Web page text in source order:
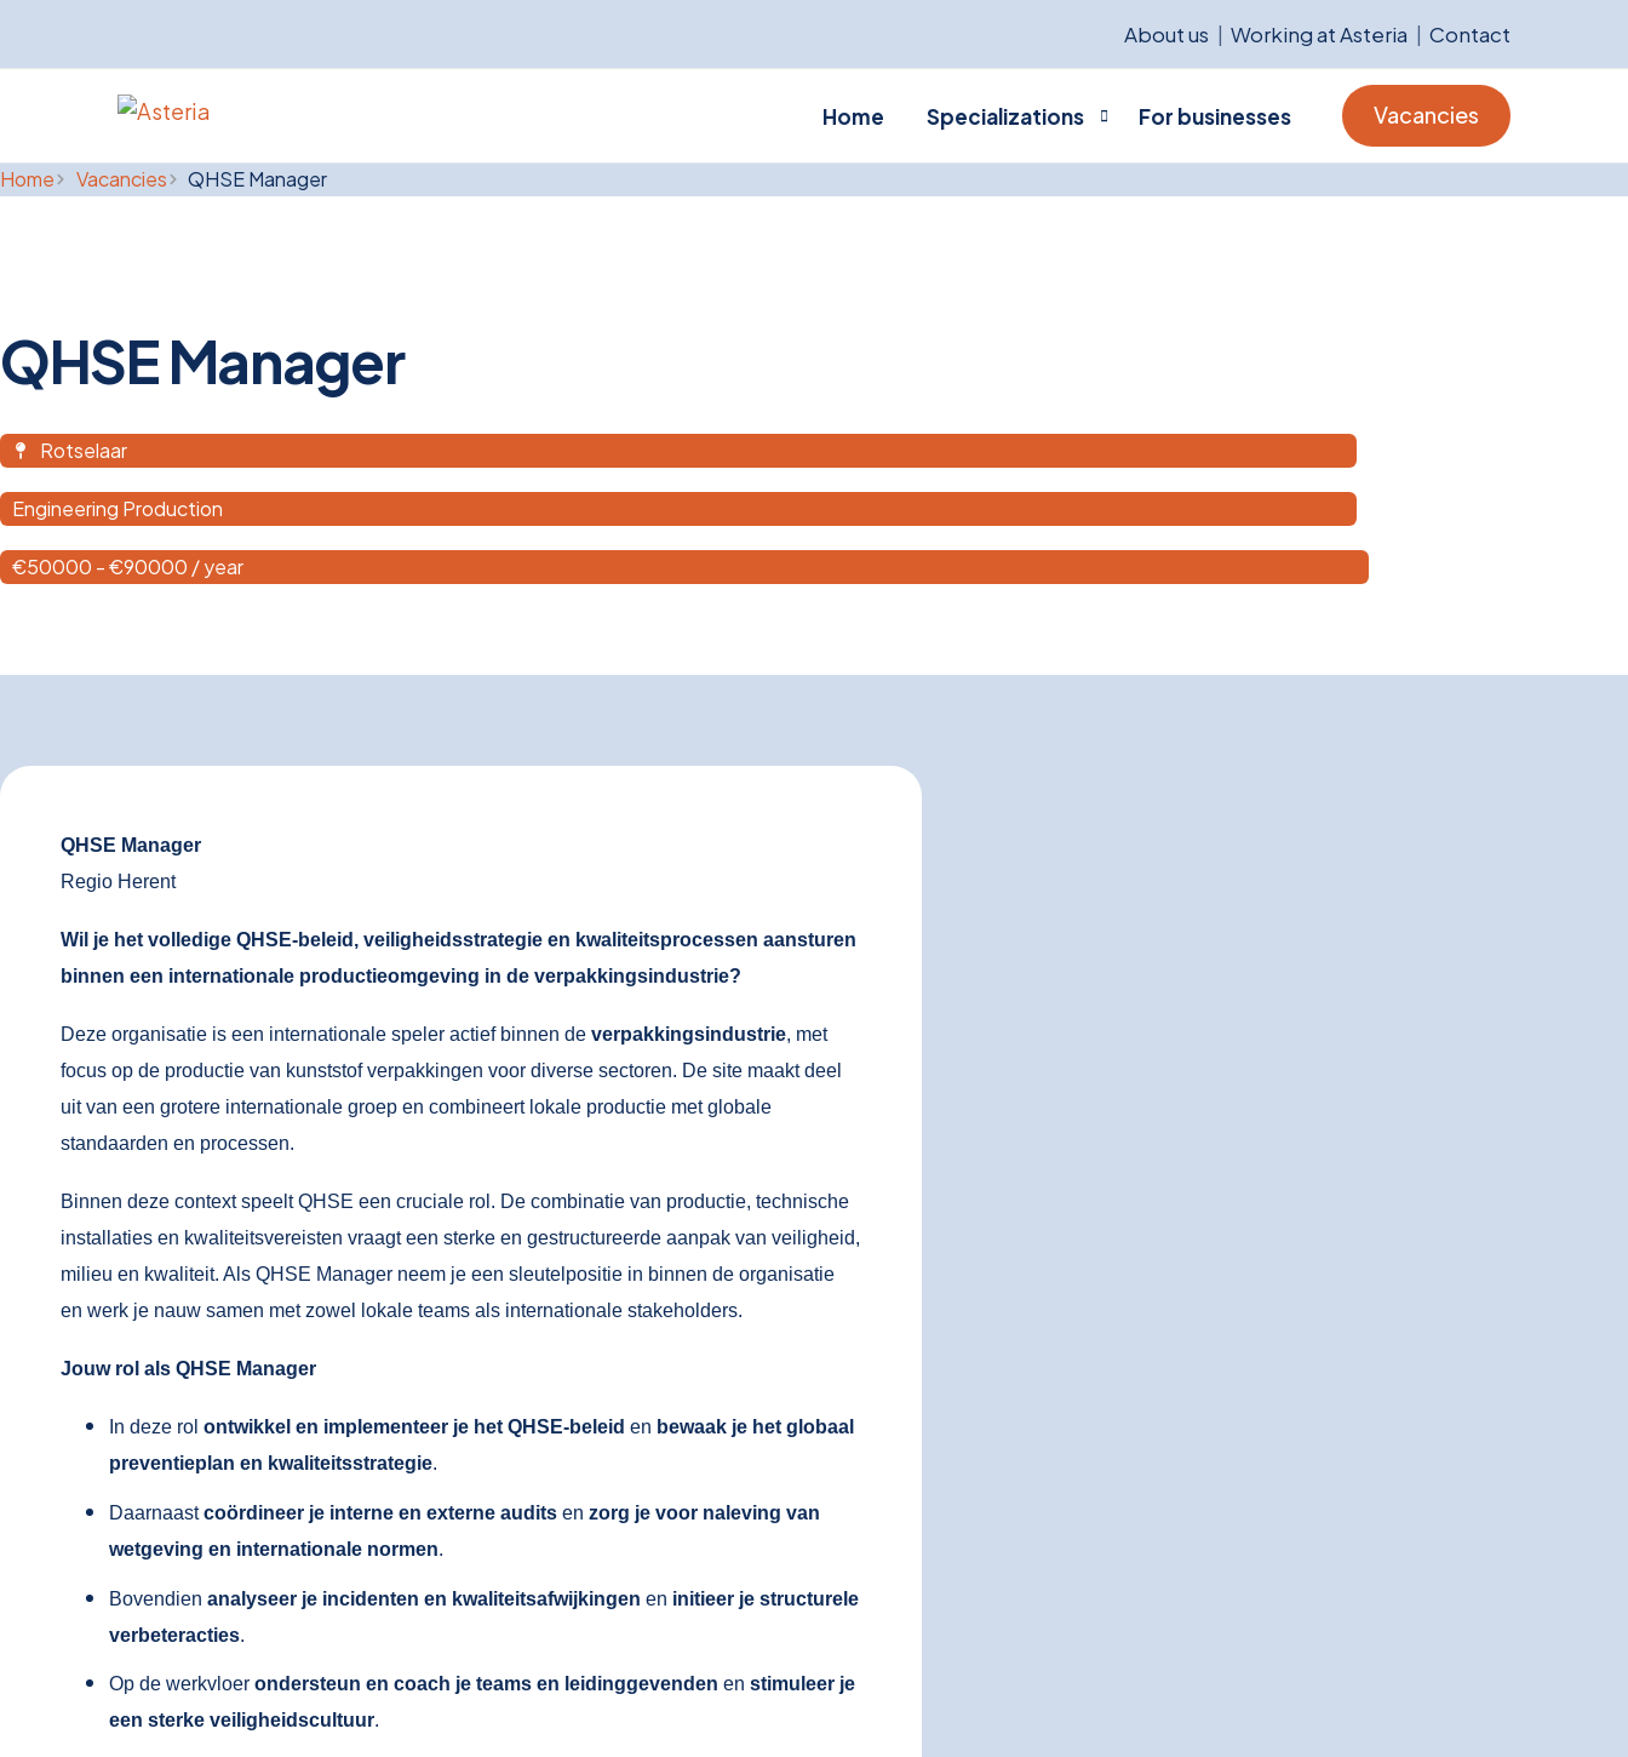
About us Working at Asteria Contact
Home Specializations For businesses Vacancies
Home Vacancies QHSE Manager
QHSE Manager
Rotselaar
Engineering Production
€50000 - €90000 / year
QHSE Manager
Regio Herent
Wil je het volledige QHSE-beleid, veiligheidsstrategie en kwaliteitsprocessen aansturen
binnen een internationale productieomgeving in de verpakkingsindustrie?
Deze organisatie is een internationale speler actief binnen de verpakkingsindustrie, met
focus op de productie van kunststof verpakkingen voor diverse sectoren. De site maakt deel
uit van een grotere internationale groep en combineert lokale productie met globale
standaarden en processen.
Binnen deze context speelt QHSE een cruciale rol. De combinatie van productie, technische
installaties en kwaliteitsvereisten vraagt een sterke en gestructureerde aanpak van veiligheid,
milieu en kwaliteit. Als QHSE Manager neem je een sleutelpositie in binnen de organisatie
en werk je nauw samen met zowel lokale teams als internationale stakeholders.
Jouw rol als QHSE Manager
In deze rol ontwikkel en implementeer je het QHSE-beleid en bewaak je het globaal
preventieplan en kwaliteitsstrategie.
Daarnaastcoördineer je interne en externe audits en zorg je voor naleving van
wetgeving en internationale normen.
Bovendien analyseer je incidenten en kwaliteitsafwijkingen en initieer je structurele
verbeteracties.
Op de werkvloer ondersteun en coach je teams en leidinggevenden en stimuleer je
een sterke veiligheidscultuur.